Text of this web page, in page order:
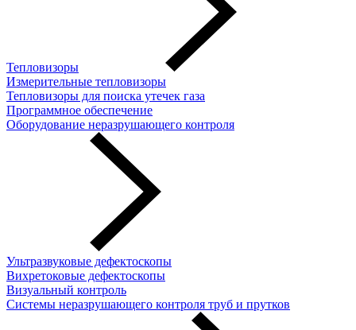
Тепловизоры
Измерительные тепловизоры
Тепловизоры для поиска утечек газа
Программное обеспечение
Оборудование неразрушающего контроля
Ультразвуковые дефектоскопы
Вихретоковые дефектоскопы
Визуальный контроль
Системы неразрушающего контроля труб и прутков